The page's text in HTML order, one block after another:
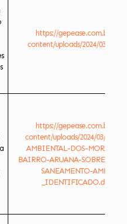
https://gepease.com.br/
content/uploads/2024/03/
https://gepease.com.br/
content/uploads/2024/03/
AMBIENTAL-DOS-
BAIRRO-ARUANA-SOBRE-OS-
SANEAMENTO-
_IDENTIFICADO.docx-